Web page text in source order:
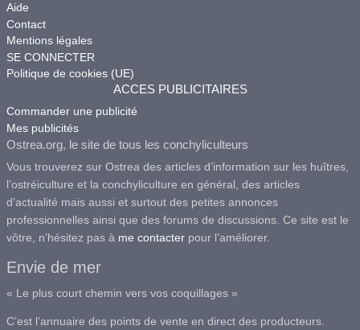
Aide
Contact
Mentions légales
SE CONNECTER
Politique de cookies (UE)
ACCES PUBLICITAIRES
Commander une publicité
Mes publicités
Ostrea.org, le site de tous les conchyliculteurs
Vous trouverez sur Ostrea des articles d’information sur les huîtres,
l’ostréiculture et la conchyliculture en général, des articles
d’actualité mais aussi et surtout des petites annonces
professionnelles ainsi que des forums de discussions. Ce site est le
vôtre, n’hésitez pas à me contacter pour l’améliorer.
Envie de mer
« Le plus court chemin vers vos coquillages »
C’est l’annuaire des points de vente en direct des producteurs.